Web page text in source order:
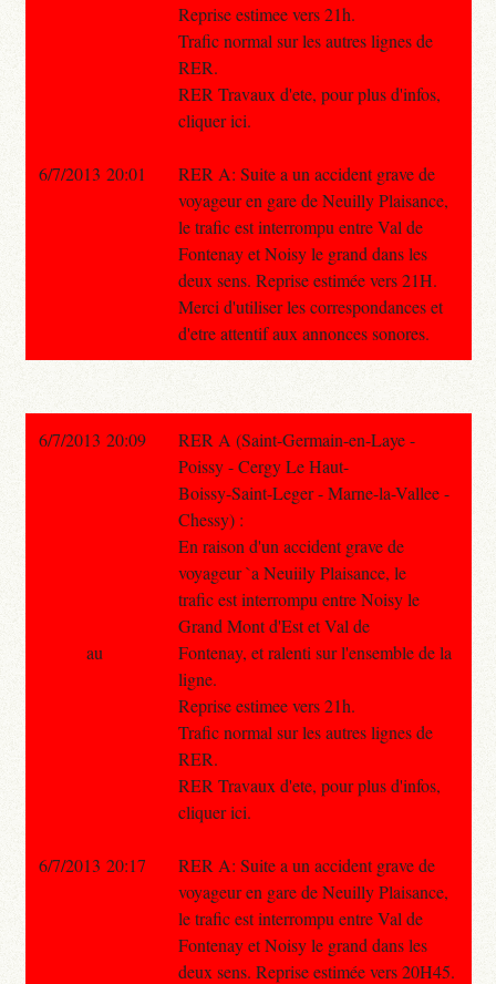
Reprise estimee vers 21h.
Trafic normal sur les autres lignes de
RER.
RER Travaux d'ete, pour plus d'infos,
cliquer ici.
RER A: Suite a un accident grave de
voyageur en gare de Neuilly Plaisance,
le trafic est interrompu entre Val de
Fontenay et Noisy le grand dans les
deux sens. Reprise estimée vers 21H.
Merci d'utiliser les correspondances et
d'etre attentif aux annonces sonores.
6/7/2013 20:01
6/7/2013 20:09
RER A (Saint-Germain-en-Laye -
Poissy - Cergy Le Haut-
Boissy-Saint-Leger - Marne-la-Vallee -
Chessy) :
En raison d'un accident grave de
voyageur `a Neuiily Plaisance, le
trafic est interrompu entre Noisy le
Grand Mont d'Est et Val de
Fontenay, et ralenti sur l'ensemble de la
ligne.
Reprise estimee vers 21h.
Trafic normal sur les autres lignes de
RER.
RER Travaux d'ete, pour plus d'infos,
cliquer ici.
RER A: Suite a un accident grave de
voyageur en gare de Neuilly Plaisance,
le trafic est interrompu entre Val de
Fontenay et Noisy le grand dans les
deux sens. Reprise estimée vers 20H45.
au
6/7/2013 20:17